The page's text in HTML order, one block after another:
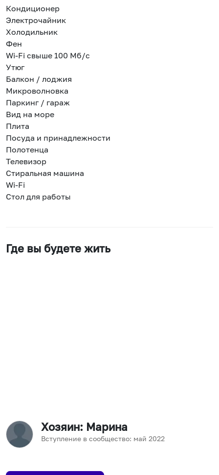
Кондиционер
Электрочайник
Холодильник
Фен
Wi-Fi свыше 100 Мб/с
Утюг
Балкон / лоджия
Микроволновка
Паркинг / гараж
Вид на море
Плита
Посуда и принадлежности
Полотенца
Телевизор
Стиральная машина
Wi-Fi
Стол для работы
Где вы будете жить
Хозяин: Марина
Вступление в сообщество: май 2022